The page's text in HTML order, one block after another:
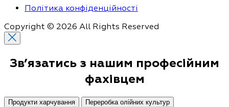
Політика конфіденційності
Copyright © 2026 All Rights Reserved
Зв’язатись з нашим професійним
фахівцем
Продукти харчування
Переробка олійних культур